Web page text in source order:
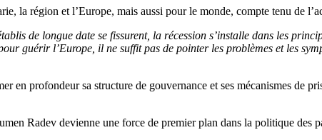
la région et l’Europe, mais aussi pour le monde, compte tenu de
de longue date se fissurent, la récession s’installe dans les
guérir l’Europe, il ne suffit pas de pointer les problèmes et les
en profondeur sa structure de gouvernance et ses mécanismes de
Radev devienne une force de premier plan dans la politique des